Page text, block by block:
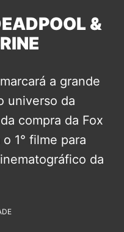
&
marcará a grande
universo da
compra da Fox
1° filme para
da